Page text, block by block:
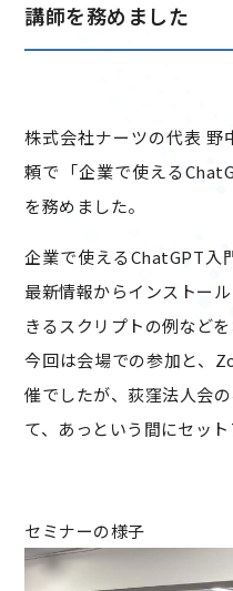
講師を務めました
株式会社ナーツの代表 野
頼で「企業で使える
を務めました。
企業で使えるChatGPT入
最新情報からインストー
きるスクリプトの例などを
今回は会場での参加と、
催でしたが、荻窪法人会
て、あっという間にセット
セミナーの様子